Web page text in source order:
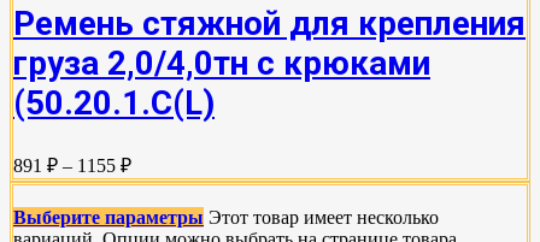
Ремень стяжной для крепления
груза 2,0/4,0тн с крюками
(50.20.1.С(L)
891 ₽ – 1155 ₽
Выберите параметры Этот товар имеет несколько